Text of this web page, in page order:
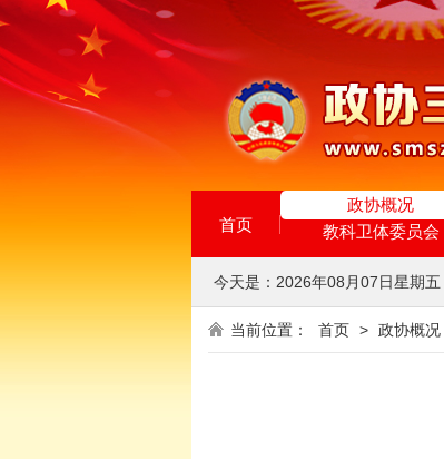
首页
政协概况
教科卫体委员会
今天是： 2026年08月07日星期五
当前位置： 首页 > 政协概况